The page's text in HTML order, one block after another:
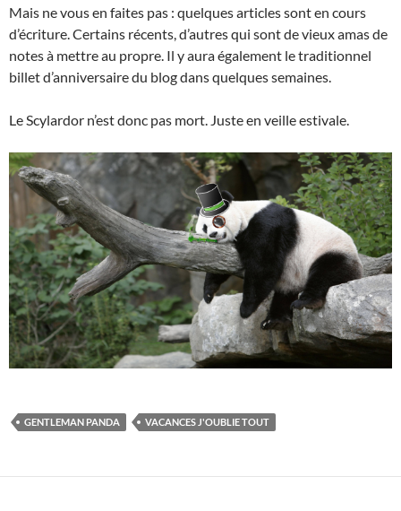
Mais ne vous en faites pas : quelques articles sont en cours
d’écriture. Certains récents, d’autres qui sont de vieux amas de
notes à mettre au propre. Il y aura également le traditionnel
billet d’anniversaire du blog dans quelques semaines.
Le Scylardor n’est donc pas mort. Juste en veille estivale.
GENTLEMAN PANDA VACANCES J'OUBLIE TOUT